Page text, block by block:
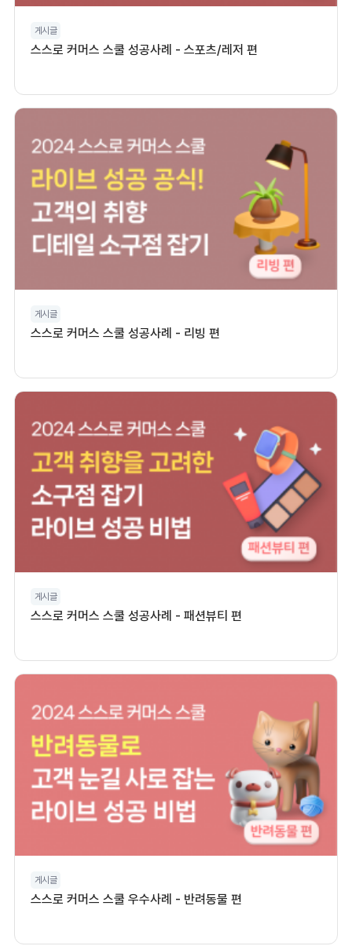
게시글
스스로 커머스 스쿨 성공사례 - 스포츠/레저 편
게시글
스스로 커머스 스쿨 성공사례 - 리빙 편
게시글
스스로 커머스 스쿨 성공사례 - 패션뷰티 편
게시글
스스로 커머스 스쿨 우수사례 - 반려동물 편